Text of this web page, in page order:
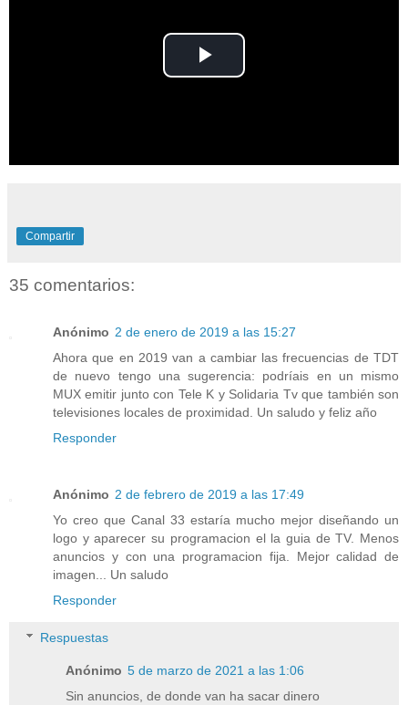
P
a
d
e
o
Compartir
35 comentarios:
Anónimo 2 de enero de 2019 a las 15:27
Ahora que en 2019 van a cambiar las frecuencias de TDT
de nuevo tengo una sugerencia: podríais en un mismo
MUX emitir junto con Tele K y Solidaria Tv que también son
televisiones locales de proximidad. Un saludo y feliz año
Responder
Anónimo 2 de febrero de 2019 a las 17:49
Yo creo que Canal 33 estaría mucho mejor diseñando un
logo y aparecer su programacion el la guia de TV. Menos
anuncios y con una programacion fija. Mejor calidad de
imagen... Un saludo
Responder
Respuestas
Anónimo 5 de marzo de 2021 a las 1:06
Sin anuncios, de donde van ha sacar dinero